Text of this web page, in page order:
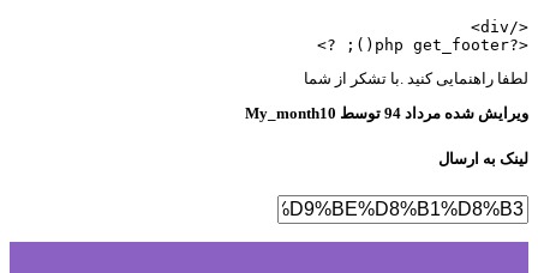
راهنمایی کنید .با تشکر از شما
شدهمرداد 94 توسط My_month10
به ارسال